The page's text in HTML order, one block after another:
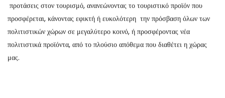
προτάσεις στον τουρισμό, ανανεώνοντας το τουριστικό προϊόν που
προσφέρεται, κάνοντας εφικτή ή ευκολότερη την πρόσβαση όλων των
πολιτιστικών χώρων σε μεγαλύτερο κοινό, ή προσφέροντας νέα
πολιτιστικά προϊόντα, από το πλούσιο απόθεμα που διαθέτει η χώρας
μας.